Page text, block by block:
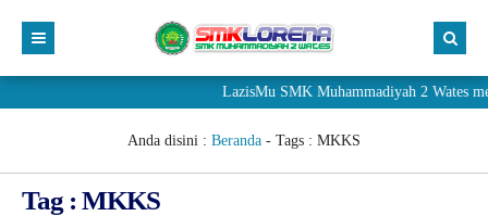
LazisMu SMK Muhammadiyah 2 Wates
Anda disini : Beranda - Tags : MKKS
Tag : MKKS